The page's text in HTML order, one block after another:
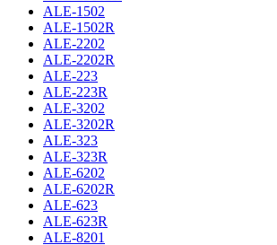
ALE-1502
ALE-1502R
ALE-2202
ALE-2202R
ALE-223
ALE-223R
ALE-3202
ALE-3202R
ALE-323
ALE-323R
ALE-6202
ALE-6202R
ALE-623
ALE-623R
ALE-8201